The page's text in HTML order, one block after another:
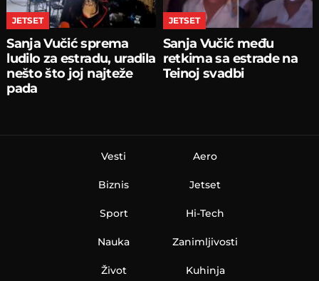
JETSET
Sanja Vučić sprema
ludilo za estradu, uradila
nešto što joj najteže
pada
JETSET
Sanja Vučić među
retkima sa estrade na
Teinoj svadbi
Vesti
Biznis
Sport
Nauka
Aero
Jetset
Hi-Tech
Zanimljivosti
Život Kuhinja